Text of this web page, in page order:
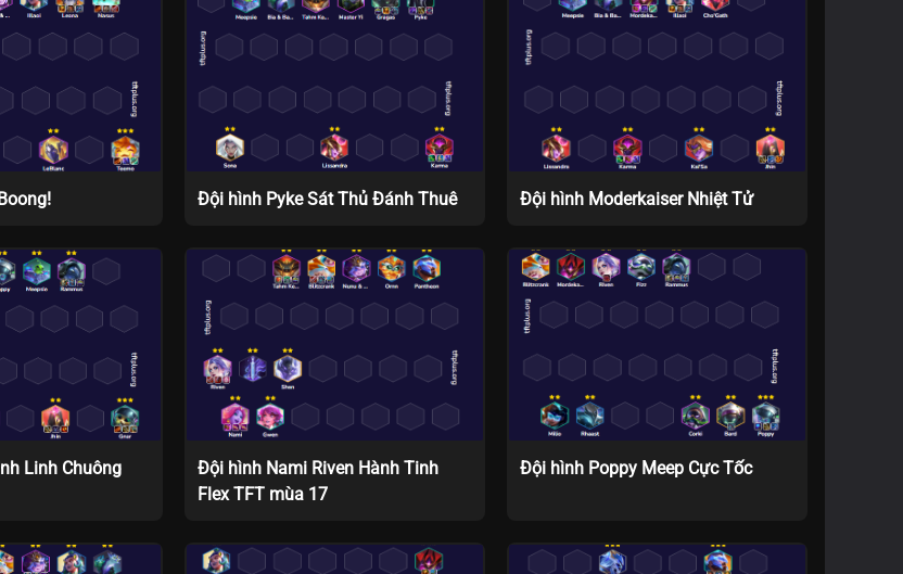
Đội hình Pyke Sát Thủ Đánh Thuê Đội hình Moderkaiser Nhiệt Tử
Linh Chuông
Đội hình Nami Riven Hành Tinh
Flex TFT mùa 17
Đội hình Poppy Meep Cực Tốc